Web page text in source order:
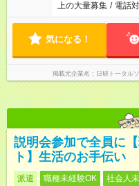
上の大量募集 / 電話
気になる！
掲載元企業名 日研トータル
説明会参加で全員に
ト】生活のお手伝い
派遣 職種未経験OK 社会人